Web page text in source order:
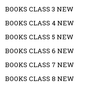
BOOKS CLASS 3 NEW
BOOKS CLASS 4 NEW
BOOKS CLASS 5 NEW
BOOKS CLASS 6 NEW
BOOKS CLASS 7 NEW
BOOKS CLASS 8 NEW